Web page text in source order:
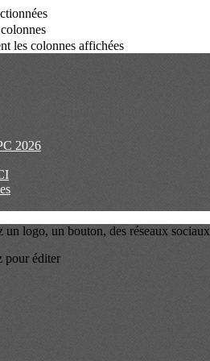
les colonnes affichées
2026
un logo, un bouton, des réseaux sociaux
pour éditer